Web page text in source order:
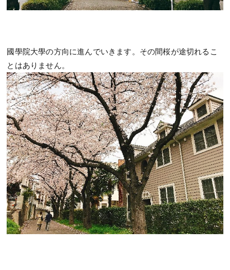
國學院大學の方向に進んでいきます。その間桜が途切れるこ
とはありません。